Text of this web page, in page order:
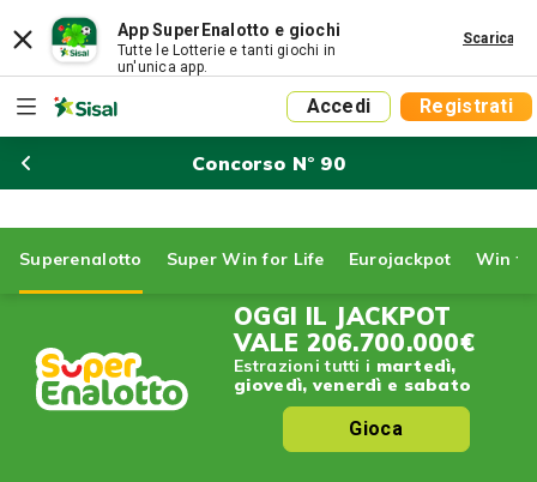
App SuperEnalotto e giochi
Tutte le Lotterie e tanti giochi in
un'unica app.
Scarica
Accedi Registrati
Concorso N° 90
Superenalotto Super Win for Life Eurojackpot Win
OGGI IL JACKPOT
VALE 206.700.000€
Estrazioni tutti i martedì,
giovedì, venerdì e sabato
Gioca